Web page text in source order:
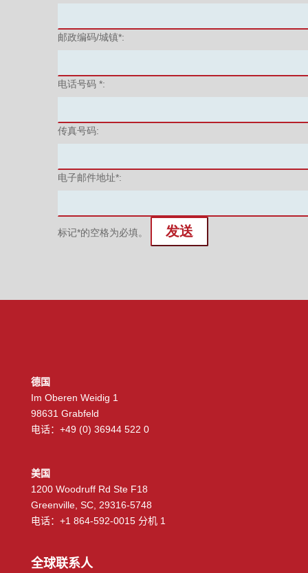
邮政编码/城镇*:
电话号码 *:
传真号码:
电子邮件地址*:
标记*的空格为必填。
德国
Im Oberen Weidig 1
98631 Grabfeld
电话：+49 (0) 36944 522 0
美国
1200 Woodruff Rd Ste F18
Greenville, SC, 29316-5748
电话：+1 864-592-0015 分机 1
全球联系人